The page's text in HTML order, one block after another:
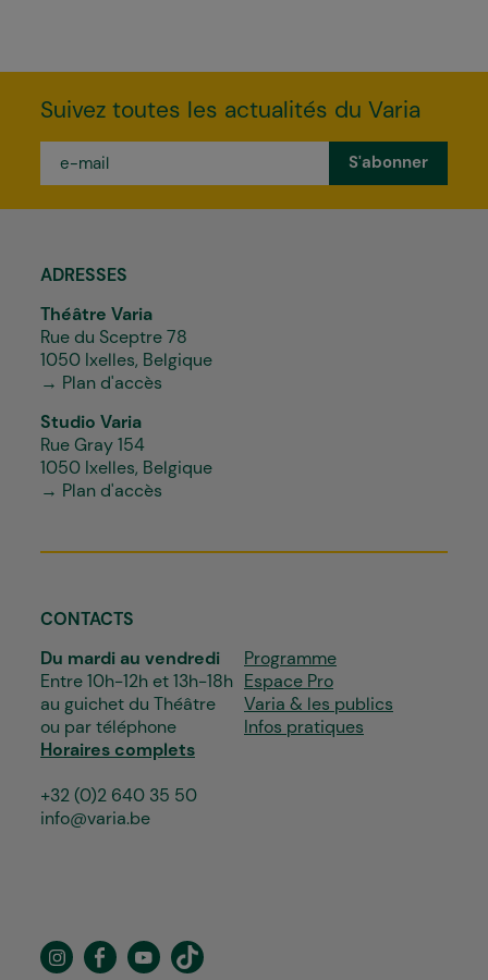
Suivez toutes les actualités du Varia
mail
ADRESSES
Théâtre Varia
Rue du Sceptre 78
1050 Ixelles, Belgique
→ Plan d'accès
Studio Varia
Rue Gray 154
1050 Ixelles, Belgique
→ Plan d'accès
CONTACTS
Du mardi au vendredi
Entre 10h-12h et 13h-18h
au guichet du Théâtre
ou par téléphone
Horaires complets
+32 (0)2 640 35 50
info@varia.be
Programme
Espace Pro
Varia & les publics
Infos pratiques